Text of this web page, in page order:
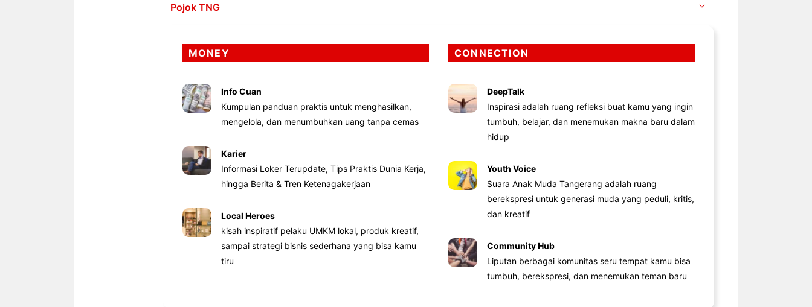
Pojok TNG
MONEY
Info Cuan
Kumpulan panduan praktis untuk menghasilkan,
mengelola, dan menumbuhkan uang tanpa cemas
Karier
Informasi Loker Terupdate, Tips Praktis Dunia Kerja,
hingga Berita & Tren Ketenagakerjaan
Local Heroes
kisah inspiratif pelaku UMKM lokal, produk kreatif,
sampai strategi bisnis sederhana yang bisa kamu
tiru
CONNECTION
DeepTalk
Inspirasi adalah ruang refleksi buat kamu yang ingin
tumbuh, belajar, dan menemukan makna baru dalam
hidup
Youth Voice
Suara Anak Muda Tangerang adalah ruang
berekspresi untuk generasi muda yang peduli, kritis,
dan kreatif
Community Hub
Liputan berbagai komunitas seru tempat kamu bisa
tumbuh, berekspresi, dan menemukan teman baru